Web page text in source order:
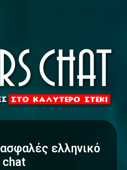
ασφαλές ελληνικό
chat